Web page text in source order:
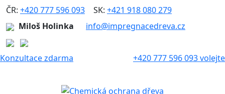
ČR: +420 777 596 093 SK: +421 918 080 279
Miloš Holinka
info@impregnacedreva.cz
Konzultace zdarma +420 777 596 093 volejte